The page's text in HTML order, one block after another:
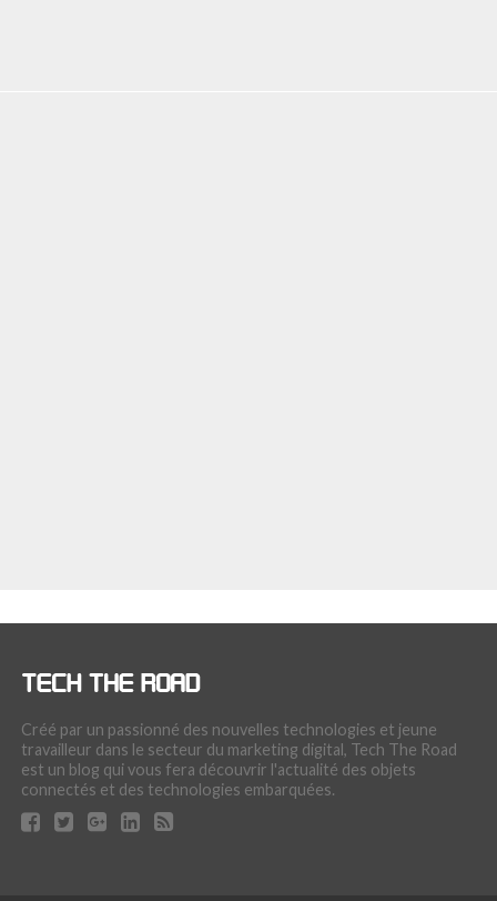
Créé par un passionné des nouvelles technologies et jeune
travailleur dans le secteur du marketing digital, Tech The Road
est un blog qui vous fera découvrir l'actualité des objets
connectés et des technologies embarquées.